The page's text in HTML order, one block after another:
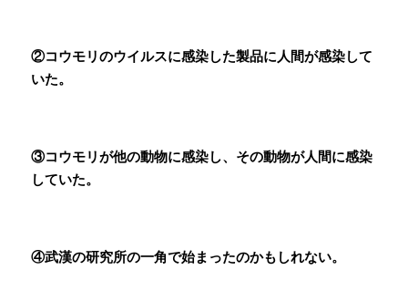
②コウモリのウイルスに感染した製品に人間が感染して
いた。
③コウモリが他の動物に感染し、その動物が人間に感染
していた。
④武漢の研究所の一角で始まったのかもしれない。